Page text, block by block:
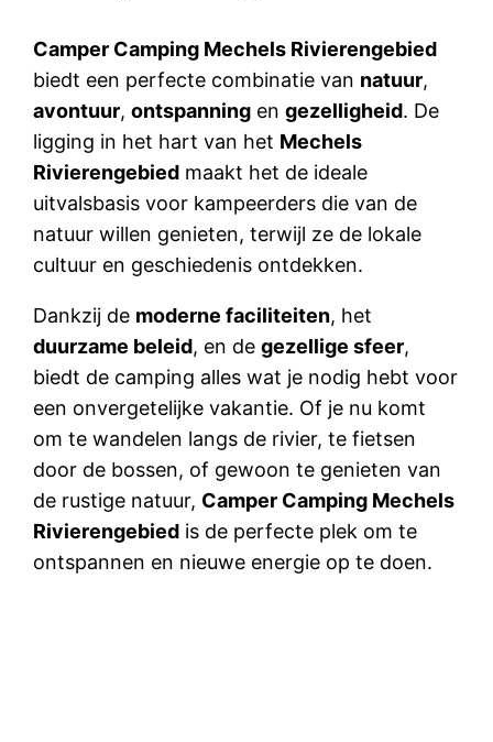
Camper Camping Mechels Rivierengebied
biedt een perfecte combinatie van natuur,
avontuur,ontspanning engezelligheid. De
ligging in het hart van het Mechels
Rivierengebied maakt het de ideale
uitvalsbasis voor kampeerders die van de
natuur willen genieten, terwijl ze de lokale
cultuur en geschiedenis ontdekken.
Dankzij de moderne faciliteiten, het
duurzame beleid, en degezellige sfeer,
biedt de camping alles wat je nodig hebt voor
een onvergetelijke vakantie. Of je nu komt
om te wandelen langs de rivier, te fietsen
door de bossen, of gewoon te genieten van
de rustige natuur, Camper Camping Mechels
Rivierengebied is de perfecte plek om te
ontspannen en nieuwe energie op te doen.